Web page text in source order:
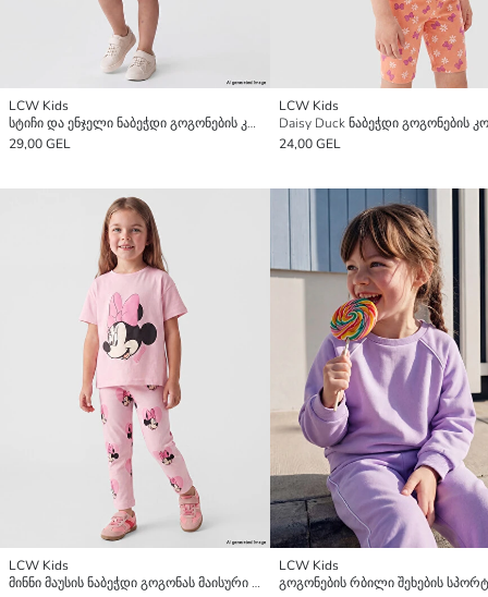
LCW Kids
სტიჩი და ენჯელი ნაბეჭდი გოგონების კომპლექტი
29,00 GEL
LCW Kids
24,00 GEL
LCW Kids
მინნი მაუსის ნაბეჭდი გოგონას მაისური და ლეგინსი
LCW Kids